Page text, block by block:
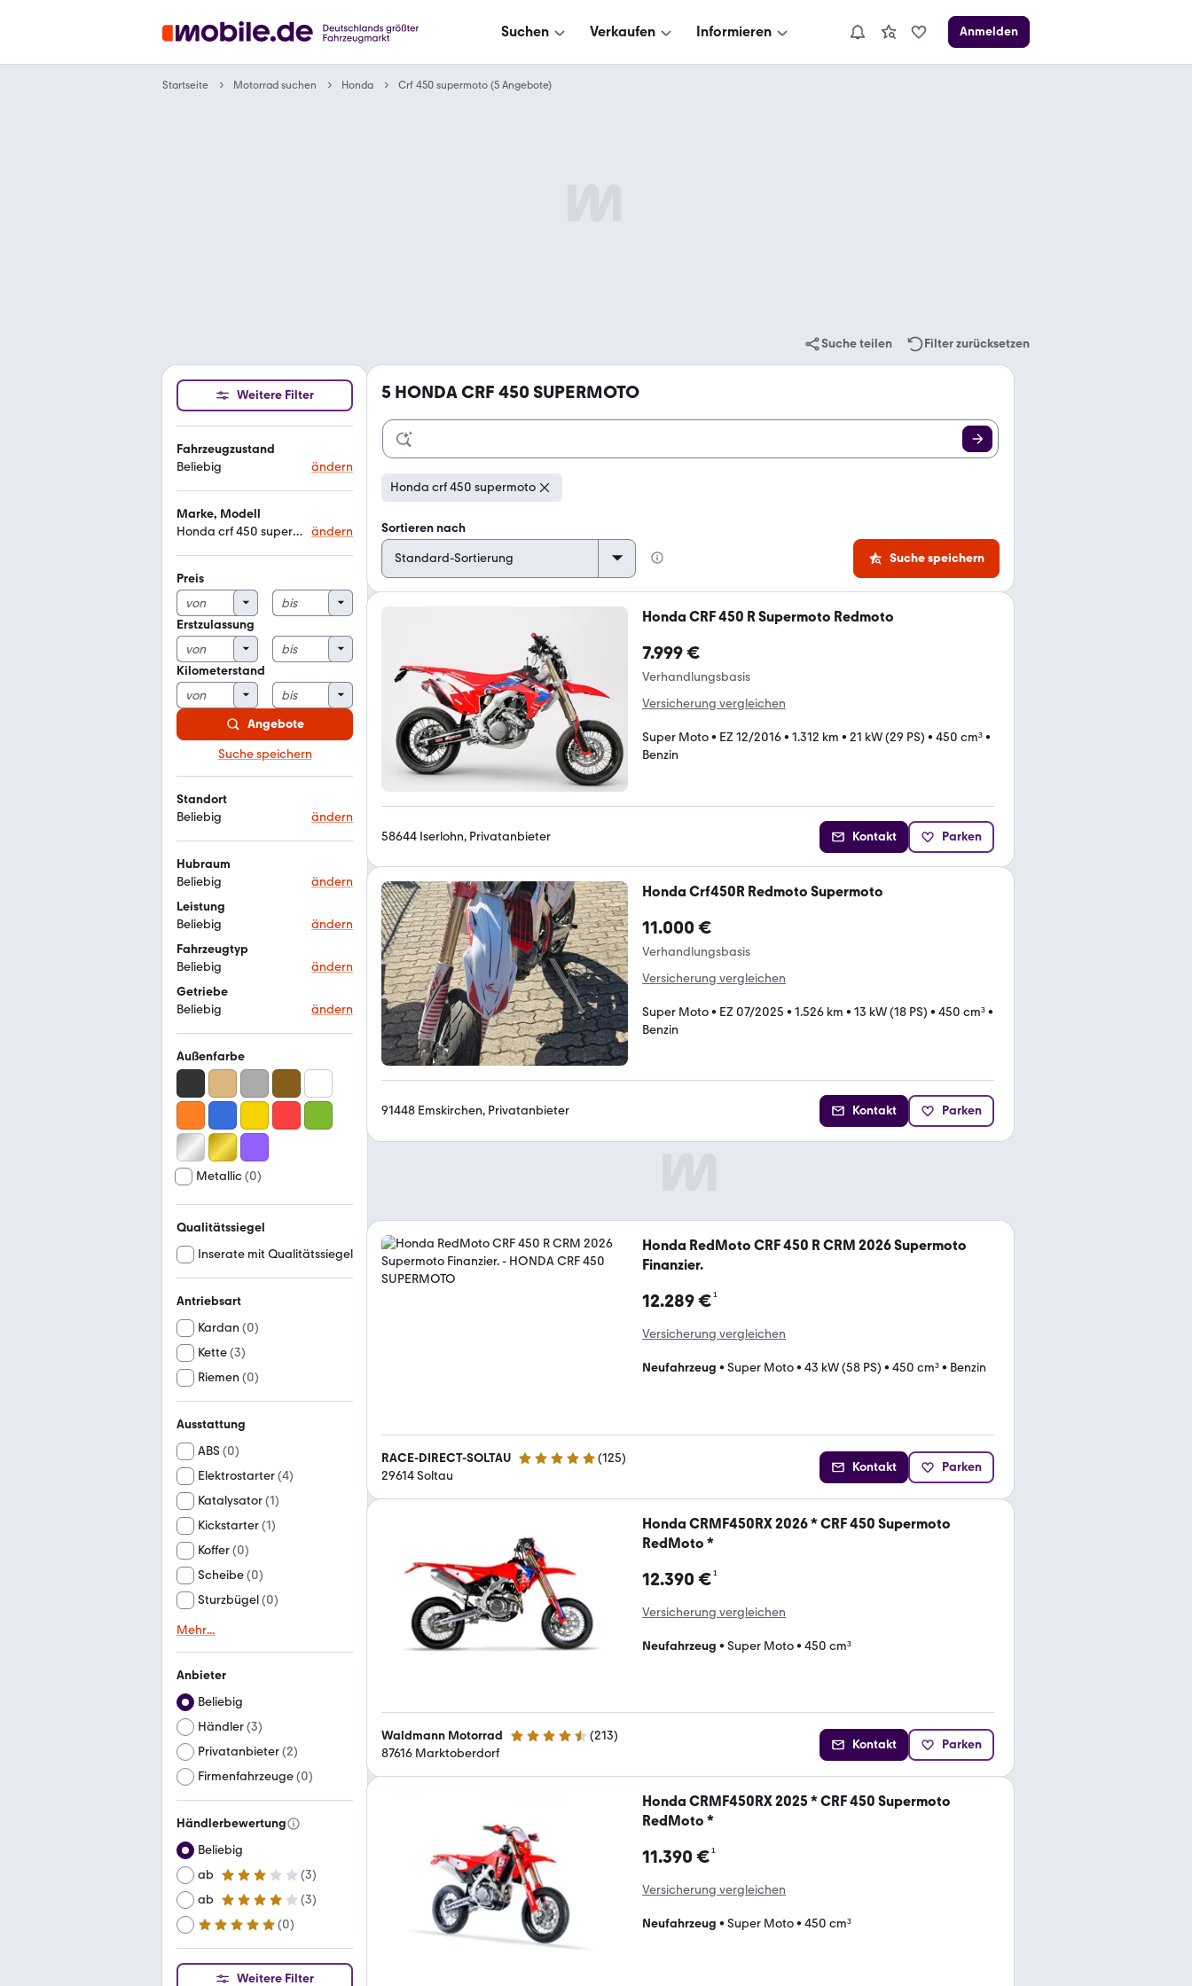
Suchen Verkaufen Informieren Anmelden
Startseite Motorrad suchen Honda Crf 450 supermoto (5 Angebote)
Suche teilen Filter zurücksetzen
Weitere Filter
Fahrzeugzustand
Beliebig
ändern
Marke, Modell
Honda crf 450 supermoto ändern
Preis
Erstzulassung
Kilometerstand
Angebote
Suche speichern
Standort
Beliebig
ändern
Hubraum
Beliebig
ändern
Leistung
Beliebig
ändern
Fahrzeugtyp
Beliebig
ändern
Getriebe
Beliebig
ändern
Außenfarbe
Metallic(0)
Qualitätssiegel
Inserate mit Qualitätssiegel
Antriebsart
Kardan (0)
Kette(3)
Riemen (0)
Ausstattung
ABS (0)
Elektrostarter(4)
Katalysator(1)
Kickstarter(1)
Koffer(0)
Scheibe(0)
Sturzbügel(0)
Mehr...
Anbieter
Beliebig
Händler(3)
Privatanbieter(2)
Firmenfahrzeuge(0)
Händlerbewertung
Beliebig
ab
3 Sterne (3)
ab
4 Sterne (3)
ab
5 Sterne (0)
Weitere Filter
5 HONDA CRF 450 SUPERMOTO
Honda crf 450 supermoto
Sortieren nach
Suche speichern
Honda CRF 450 R Supermoto Redmoto
7.999 €
Verhandlungsbasis
Versicherung vergleichen
Super Moto• EZ 12/2016• 1.312 km • 21 kW (29 PS) • 450 cm³•
Benzin
58644 Iserlohn, Privatanbieter Kontakt Parken
Honda Crf450R Redmoto Supermoto
11.000 €
Verhandlungsbasis
Versicherung vergleichen
Super Moto• EZ 07/2025 • 1.526 km • 13 kW (18 PS) • 450 cm³•
Benzin
91448 Emskirchen, Privatanbieter Kontakt Parken
Honda RedMoto CRF 450 R CRM 2026 Supermoto
Finanzier.
12.289 €¹
Versicherung vergleichen
Neufahrzeug • Super Moto• 43 kW (58 PS) • 450 cm³• Benzin
RACE-DIRECT-SOLTAU 4.9 Sterne (125)
29614 Soltau
Kontakt Parken
Honda CRMF450RX 2026 * CRF 450 Supermoto
RedMoto *
12.390 €¹
Versicherung vergleichen
Neufahrzeug • Super Moto• 450 cm³
Waldmann Motorrad 4.7 Sterne (213)
87616 Marktoberdorf
Kontakt Parken
Honda CRMF450RX 2025 * CRF 450 Supermoto
RedMoto *
11.390 €¹
Versicherung vergleichen
Neufahrzeug • Super Moto• 450 cm³